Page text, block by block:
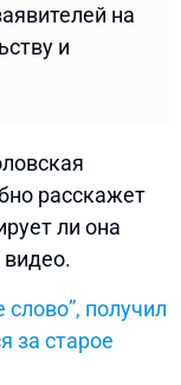
на
и
расскажет
ли она
видео.
получил
за старое